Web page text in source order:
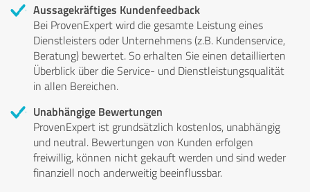
Aussagekräftiges Kundenfeedback
Bei ProvenExpert wird die gesamte Leistung eines
Dienstleisters oder Unternehmens (z.B. Kundenservice,
Beratung) bewertet. So erhalten Sie einen detaillierten
Überblick über die Service- und Dienstleistungsqualität
in allen Bereichen.
Unabhängige Bewertungen
ProvenExpert ist grundsätzlich kostenlos, unabhängig
und neutral. Bewertungen von Kunden erfolgen
freiwillig, können nicht gekauft werden und sind weder
finanziell noch anderweitig beeinflussbar.